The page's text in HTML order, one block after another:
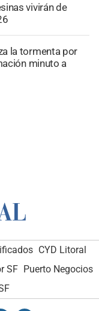
vivirán de
la tormenta por
minuto a
CYD Litoral
SF Puerto Negocios